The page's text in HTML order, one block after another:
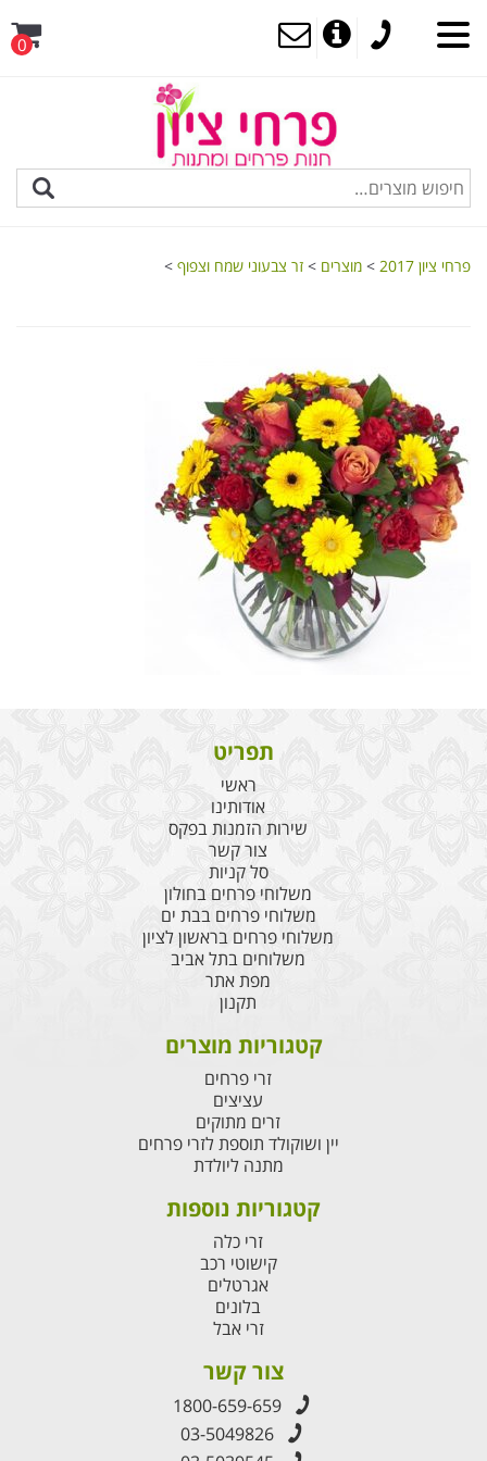
0
פרחי ציון 2017 > מוצרים > זר צבעוני שמח וצפוף >
תפריט
ראשי
אודותינו
שירות הזמנות בפקס
צור קשר
סל קניות
משלוחי פרחים בחולון
משלוחי פרחים בבת ים
משלוחי פרחים בראשון לציון
משלוחים בתל אביב
מפת אתר
תקנון
קטגוריות מוצרים
זרי פרחים
עציצים
זרים מתוקים
יין ושוקולד תוספת לזרי פרחים
מתנה ליולדת
קטגוריות נוספות
זרי כלה
קישוטי רכב
אגרטלים
בלונים
זרי אבל
צור קשר
1800-659-659
03-5049826